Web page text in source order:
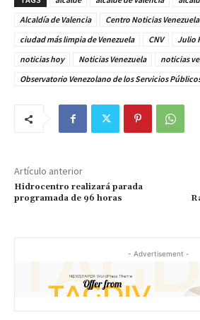
Alcaldía de Valencia
Centro Noticias Venezuela
ciudad más limpia de Venezuela
CNV
Julio
noticias hoy
Noticias Venezuela
noticias
Observatorio Venezolano de los Servicios
Artículo anterior
Hidrocentro realizará parada
programada de 96 horas
- Advertisement -